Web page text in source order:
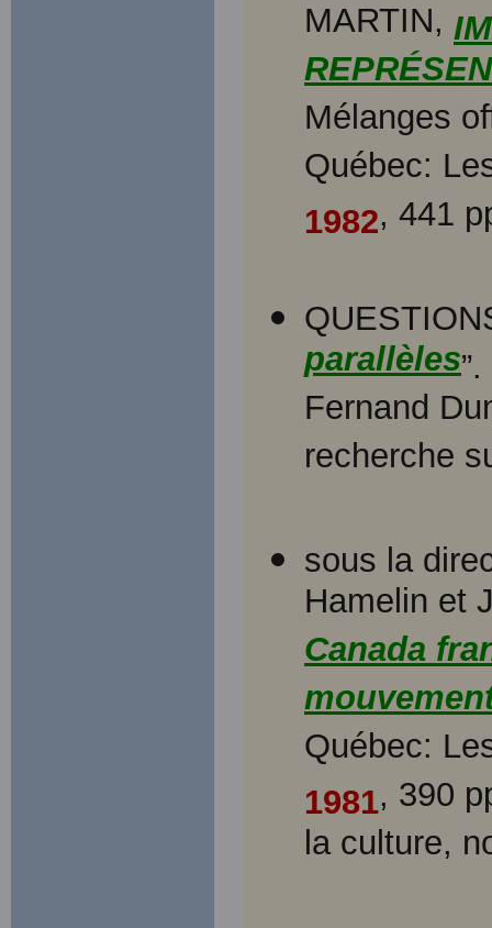
MARTIN,
Mélanges
Québec:
1982, 441
parallèles
Fernand
recherche
sous la
Hamelin et
Canada
Québec:
1981, 390
la culture,